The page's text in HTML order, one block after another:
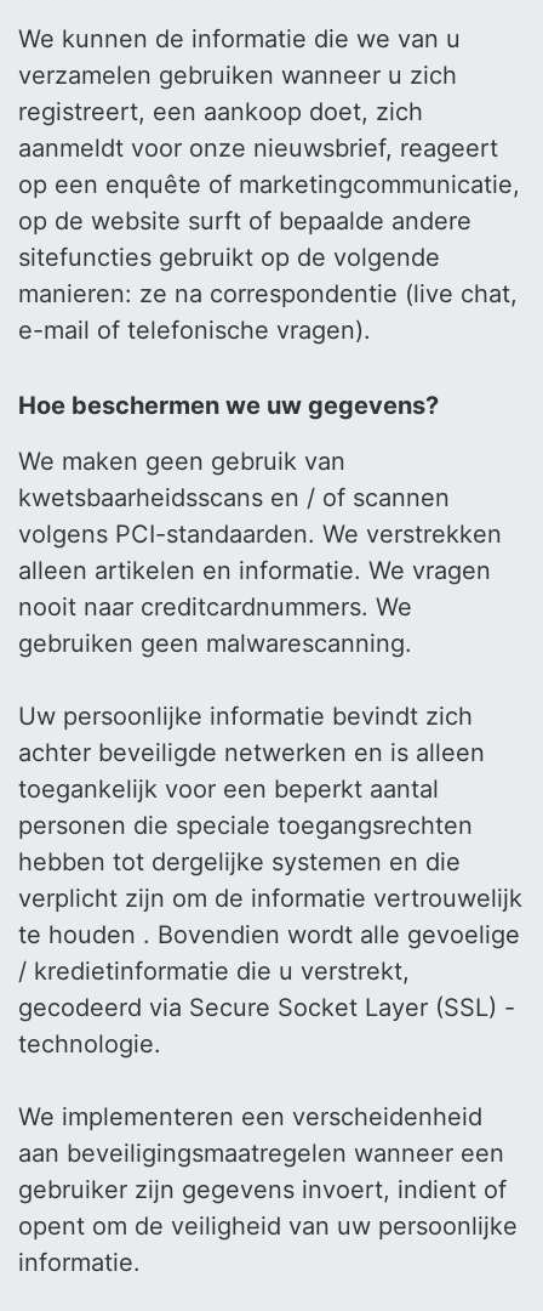
We kunnen de informatie die we van u
verzamelen gebruiken wanneer u zich
registreert, een aankoop doet, zich
aanmeldt voor onze nieuwsbrief, reageert
op een enquête of marketingcommunicatie,
op de website surft of bepaalde andere
sitefuncties gebruikt op de volgende
manieren: ze na correspondentie (live chat,
e-mail of telefonische vragen).
Hoe beschermen we uw gegevens?
We maken geen gebruik van
kwetsbaarheidsscans en / of scannen
volgens PCI-standaarden. We verstrekken
alleen artikelen en informatie. We vragen
nooit naar creditcardnummers. We
gebruiken geen malwarescanning.
Uw persoonlijke informatie bevindt zich
achter beveiligde netwerken en is alleen
toegankelijk voor een beperkt aantal
personen die speciale toegangsrechten
hebben tot dergelijke systemen en die
verplicht zijn om de informatie vertrouwelijk
te houden . Bovendien wordt alle gevoelige
/ kredietinformatie die u verstrekt,
gecodeerd via Secure Socket Layer (SSL) -
technologie.
We implementeren een verscheidenheid
aan beveiligingsmaatregelen wanneer een
gebruiker zijn gegevens invoert, indient of
opent om de veiligheid van uw persoonlijke
informatie.